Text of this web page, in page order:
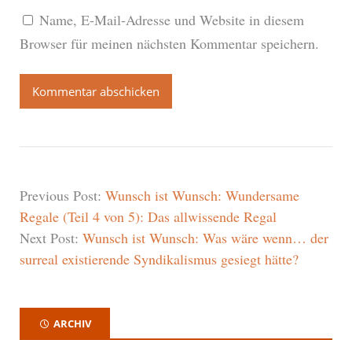
Name, E-Mail-Adresse und Website in diesem
Browser für meinen nächsten Kommentar speichern.
Previous Post: Wunsch ist Wunsch: Wundersame
Regale (Teil 4 von 5): Das allwissende Regal
Next Post: Wunsch ist Wunsch: Was wäre wenn… der
surreal existierende Syndikalismus gesiegt hätte?
ARCHIV